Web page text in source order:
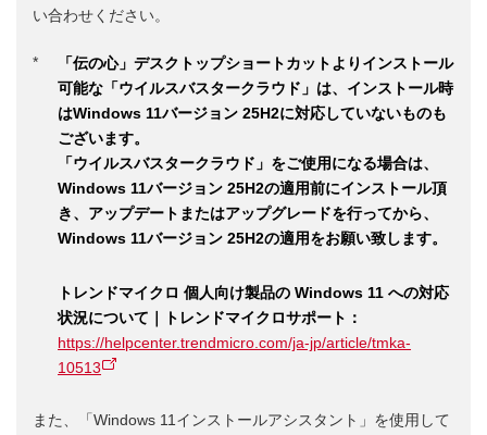
い合わせください。
*
「伝の心」デスクトップショートカットよりインストール
可能な「ウイルスバスタークラウド」は、インストール時
はWindows 11バージョン 25H2に対応していないものも
ございます。
「ウイルスバスタークラウド」をご使用になる場合は、
Windows 11バージョン 25H2の適用前にインストール頂
き、アップデートまたはアップグレードを行ってから、
Windows 11バージョン 25H2の適用をお願い致します。
トレンドマイクロ 個人向け製品の Windows 11 への対応
状況について｜トレンドマイクロサポート：
https://helpcenter.trendmicro.com/ja-jp/article/tmka-
10513
また、「Windows 11インストールアシスタント」を使用して